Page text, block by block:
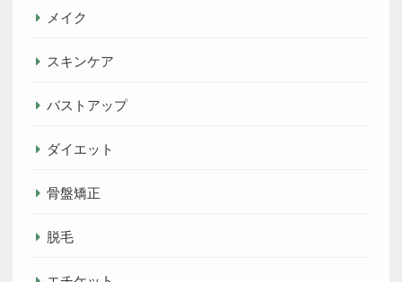
メイク
スキンケア
バストアップ
ダイエット
骨盤矯正
脱毛